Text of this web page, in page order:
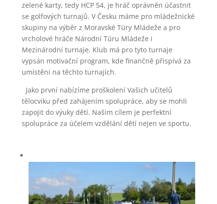
zelené karty, tedy HCP 54, je hráč oprávněn účastnit
se golfových turnajů. V Česku máme pro mládežnické
skupiny na výběr z Moravské Túry Mládeže a pro
vrcholové hráče Národní Túru Mládeže i
Mezinárodní turnaje. Klub má pro tyto turnaje
vypsán motivační program, kde finančně přispívá za
umístění na těchto turnajích.
Jako první nabízíme proškolení Vašich učitelů
tělocviku před zahájením spolupráce, aby se mohli
zapojit do výuky dětí. Našim cílem je perfektní
spolupráce za účelem vzdělání dětí nejen ve sportu.